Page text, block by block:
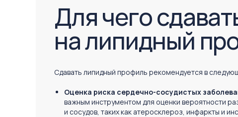
Для чего
на липидный
Сдавать липидный профиль рекомендуется в
Оценка риска сердечно-сосудистых
важным инструментом для оценки вероятности
и сосудов, таких как атеросклероз, инфаркты и